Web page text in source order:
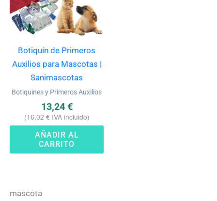
Botiquín de Primeros
Auxilios para Mascotas |
Sanimascotas
Botiquines y Primeros Auxilios
13,24 €
(16,02 € IVA incluido)
AÑADIR AL
CARRITO
mascota